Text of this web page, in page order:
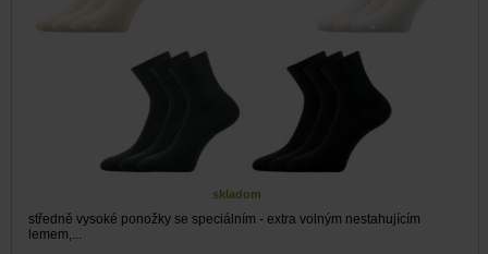
skladom
středně vysoké ponožky se speciálním - extra volným nestahujícím
lemem,...